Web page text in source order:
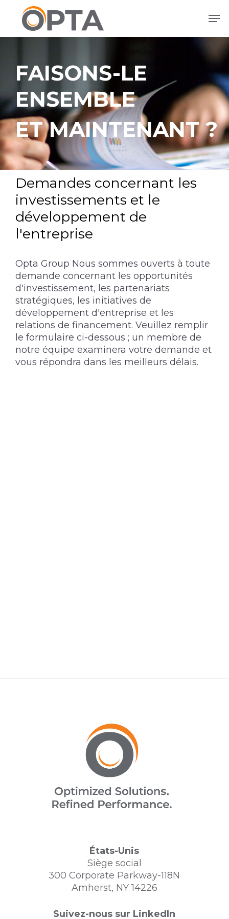
directement
FAISONS-LE
ENSEMBLE
ET MAINTENANT ?
Demandes concernant les
investissements et le
développement de
l'entreprise
Opta Group Nous sommes ouverts à toute
demande concernant les opportunités
d'investissement, les partenariats
stratégiques, les initiatives de
développement d'entreprise et les
relations de financement. Veuillez remplir
le formulaire ci-dessous ; un membre de
notre équipe examinera votre demande et
vous répondra dans les meilleurs délais.
États-Unis
Siège social
300 Corporate Parkway-118N
Amherst, NY 14226
Suivez-nous sur LinkedIn